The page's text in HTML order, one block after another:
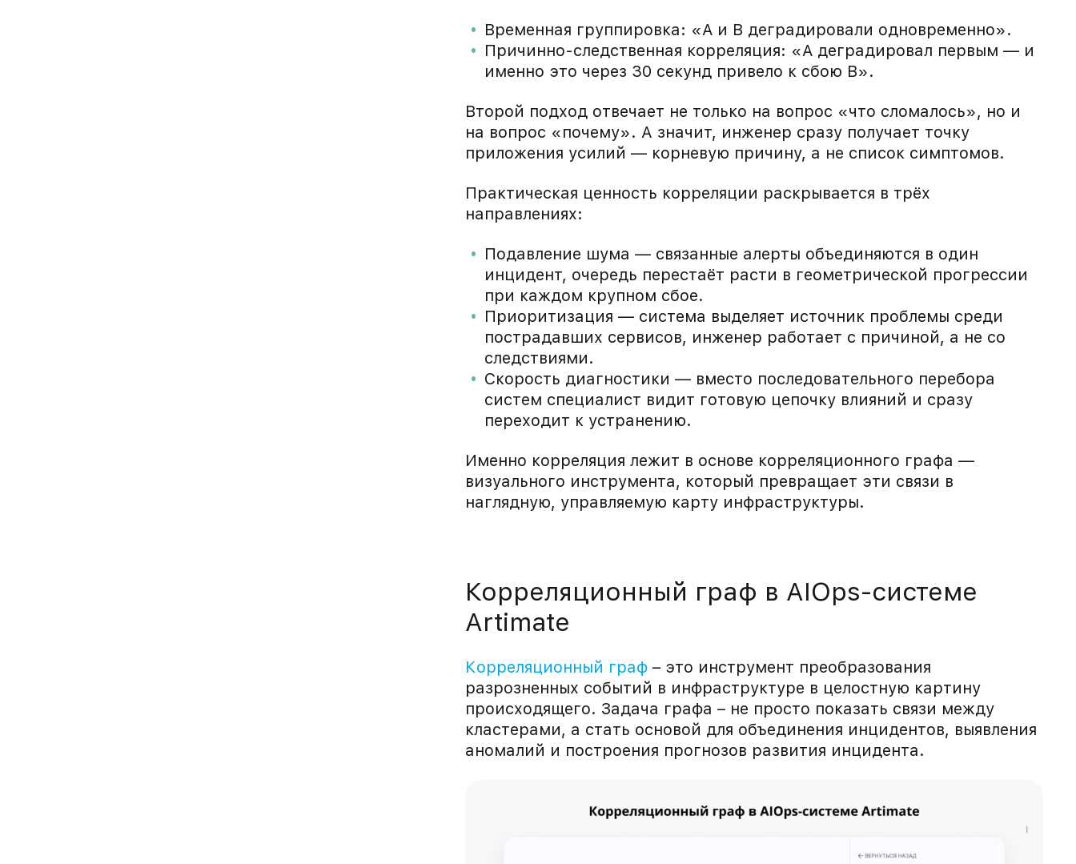
Временная группировка: «A и B деградировали одновременно».
Причинно-следственная корреляция: «A деградировал первым — и
именно это через 30 секунд привело к сбою B».
Второй подход отвечает не только на вопрос «что сломалось», но и
на вопрос «почему». А значит, инженер сразу получает точку
приложения усилий — корневую причину, а не список симптомов.
Практическая ценность корреляции раскрывается в трёх
направлениях:
Подавление шума — связанные алерты объединяются в один
инцидент, очередь перестаёт расти в геометрической прогрессии
при каждом крупном сбое.
Приоритизация — система выделяет источник проблемы среди
пострадавших сервисов, инженер работает с причиной, а не со
следствиями.
Скорость диагностики — вместо последовательного перебора
систем специалист видит готовую цепочку влияний и сразу
переходит к устранению.
Именно корреляция лежит в основе корреляционного графа —
визуального инструмента, который превращает эти связи в
наглядную, управляемую карту инфраструктуры.
Корреляционный граф в AIOps-системе
Artimate
Корреляционный граф– это инструмент преобразования
разрозненных событий в инфраструктуре в целостную картину
происходящего. Задача графа – не просто показать связи между
кластерами, а стать основой для объединения инцидентов, выявления
аномалий и построения прогнозов развития инцидента.